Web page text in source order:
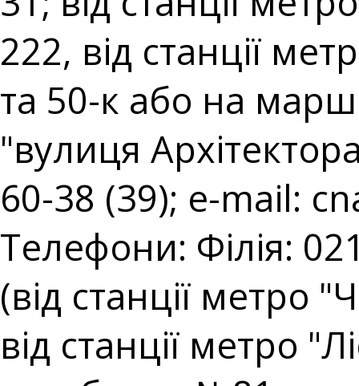
222, від станції
та 50-к або на
"вулиця
60-38 (39); e-mail:
Телефони: Філія:
(від станції метро
від станції метро